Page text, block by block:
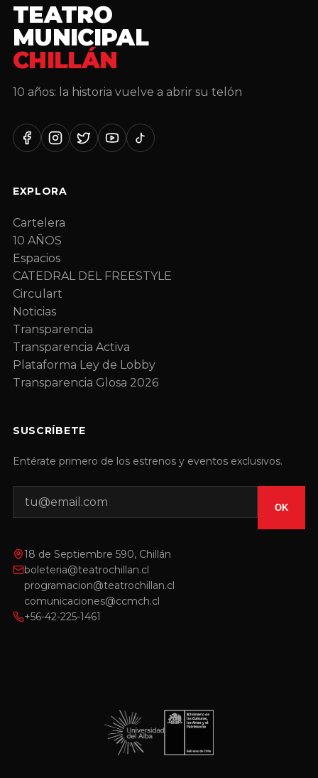
TEATRO
MUNICIPAL
CHILLÁN
10 años: la historia vuelve a abrir su telón
EXPLORA
Cartelera
10 AÑOS
Espacios
CATEDRAL DEL FREESTYLE
Circulart
Noticias
Transparencia
Transparencia Activa
Plataforma Ley de Lobby
Transparencia Glosa 2026
SUSCRÍBETE
Entérate primero de los estrenos y eventos exclusivos.
OK
18 de Septiembre 590, Chillán
boleteria@teatrochillan.cl
programacion@teatrochillan.cl
comunicaciones@ccmch.cl
+56-42-225-1461